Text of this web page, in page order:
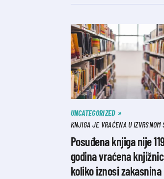
UNCATEGORIZED
KNJIGA JE VRAĆENA U IZVRSNOM
Posuđena knjiga nije
godina vraćena
koliko iznosi zakasnina